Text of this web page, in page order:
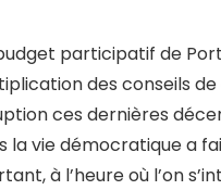
participatif de
des conseils
ces dernières
la vie démocratique a
à l’heure où l’on